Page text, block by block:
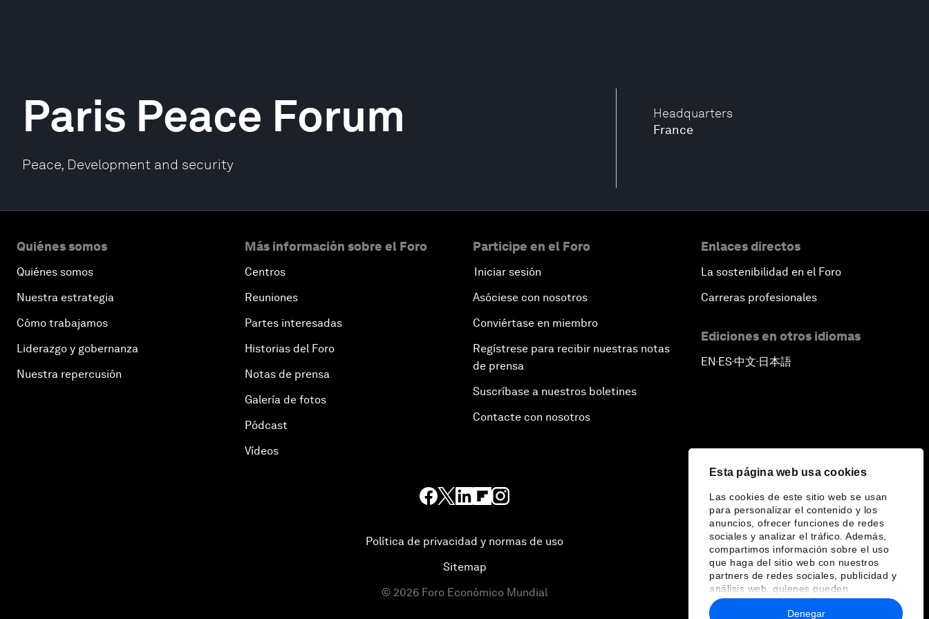
Esta página web usa cookies
Las cookies de este sitio web se usan
para personalizar el contenido y los
anuncios, ofrecer funciones de redes
sociales y analizar el tráfico. Además,
compartimos información sobre el uso
que haga del sitio web con nuestros
partners de redes sociales, publicidad y
análisis web, quienes pueden
combinarla con otra información que les
haya proporcionado o que hayan
Denegar
Headquarters
France
Paris Peace Forum
Peace, Development and security
Quiénes somos
Quiénes somos
Nuestra estrategia
Cómo trabajamos
Liderazgo y gobernanza
Nuestra repercusión
Más información sobre el Foro
Centros
Reuniones
Partes interesadas
Historias del Foro
Notas de prensa
Galería de fotos
Pódcast
Vídeos
Participe en el Foro
Iniciar sesión
Asóciese con nosotros
Conviértase en miembro
Regístrese para recibir nuestras notas
de prensa
Suscríbase a nuestros boletines
Contacte con nosotros
Enlaces directos
La sostenibilidad en el Foro
Carreras profesionales
Ediciones en otros idiomas
EN▪ES▪中文▪ 日本語
Política de privacidad y normas de uso
Sitemap
© 2026 Foro Económico Mundial